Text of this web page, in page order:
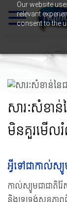
Our website
relevant
consent to the
សារៈសំខា
មិនគួរមើល
អ្វីទៅជាកាល់ស្យូ
កាល់ស្យូមជាជាតិ